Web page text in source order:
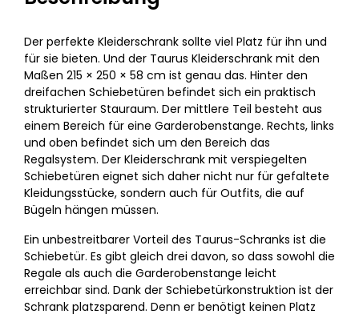
Der perfekte Kleiderschrank sollte viel Platz für ihn und
für sie bieten. Und der Taurus Kleiderschrank mit den
Maßen 215 × 250 × 58 cm ist genau das. Hinter den
dreifachen Schiebetüren befindet sich ein praktisch
strukturierter Stauraum. Der mittlere Teil besteht aus
einem Bereich für eine Garderobenstange. Rechts, links
und oben befindet sich um den Bereich das
Regalsystem. Der Kleiderschrank mit verspiegelten
Schiebetüren eignet sich daher nicht nur für gefaltete
Kleidungsstücke, sondern auch für Outfits, die auf
Bügeln hängen müssen.
Ein unbestreitbarer Vorteil des Taurus-Schranks ist die
Schiebetür. Es gibt gleich drei davon, so dass sowohl die
Regale als auch die Garderobenstange leicht
erreichbar sind. Dank der Schiebetürkonstruktion ist der
Schrank platzsparend. Denn er benötigt keinen Platz